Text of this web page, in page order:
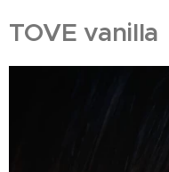
TOVE vanilla